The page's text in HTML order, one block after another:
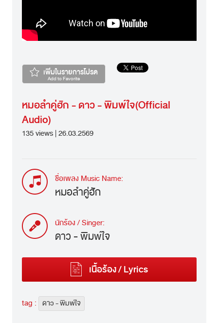
เพิ่มในรายการโปรด
Add to Favorite
หมอลำคู่ฮัก - ดาว - พิมพ์ใจ(Official
Audio)
135 views | 26.03.2569
ชื่อเพลง Music Name:
หมอลำคู่ฮัก
นักร้อง / Singer:
ดาว - พิมพ์ใจ
เนื้อร้อง / Lyrics
tag : ดาว - พิมพ์ใจ